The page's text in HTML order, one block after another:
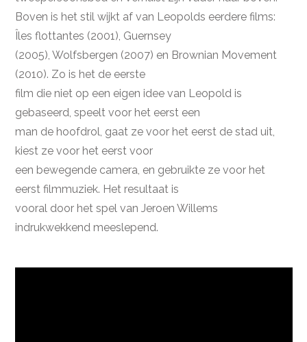
Boven is het stil wijkt af van Leopolds eerdere films:
Îles flottantes (2001), Guernsey
(2005), Wolfsbergen (2007) en Brownian Movement
(2010). Zo is het de eerste
film die niet op een eigen idee van Leopold is
gebaseerd, speelt voor het eerst een
man de hoofdrol, gaat ze voor het eerst de stad uit,
kiest ze voor het eerst voor
een bewegende camera, en gebruikte ze voor het
eerst filmmuziek. Het resultaat is
vooral door het spel van Jeroen Willems
indrukwekkend meeslepend.